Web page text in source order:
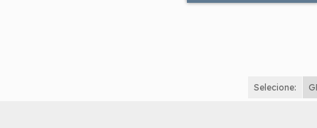
Selecione: